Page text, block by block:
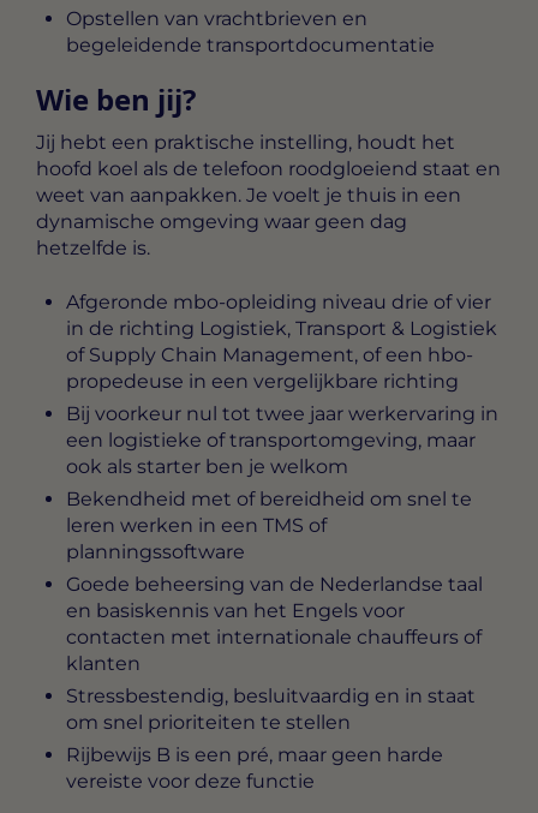
Opstellen van vrachtbrieven en
begeleidende transportdocumentatie
Wie ben jij?
Jij hebt een praktische instelling, houdt het
hoofd koel als de telefoon roodgloeiend staat en
weet van aanpakken. Je voelt je thuis in een
dynamische omgeving waar geen dag
hetzelfde is.
Afgeronde mbo-opleiding niveau drie of vier
in de richting Logistiek, Transport & Logistiek
of Supply Chain Management, of een hbo-
propedeuse in een vergelijkbare richting
Bij voorkeur nul tot twee jaar werkervaring in
een logistieke of transportomgeving, maar
ook als starter ben je welkom
Bekendheid met of bereidheid om snel te
leren werken in een TMS of
planningssoftware
Goede beheersing van de Nederlandse taal
en basiskennis van het Engels voor
contacten met internationale chauffeurs of
klanten
Stressbestendig, besluitvaardig en in staat
om snel prioriteiten te stellen
Rijbewijs B is een pré, maar geen harde
vereiste voor deze functie